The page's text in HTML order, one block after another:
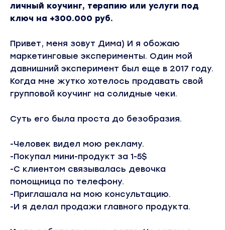
личный коучинг, терапию или услуги под
ключ на +300.000 руб.
Привет, меня зовут Дима) И я обожаю
маркетинговые эксперименты. Один мой
давнишний эксперимент был еще в 2017 году.
Когда мне жутко хотелось продавать свой
групповой коучинг на солидные чеки.
Суть его была проста до безобразия.
-Человек видел мою рекламу.
-Покупал мини-продукт за 1-5$
-С клиентом связывалась девочка
помощница по телефону.
-Приглашала на мою консультацию.
-И я делал продажи главного продукта.